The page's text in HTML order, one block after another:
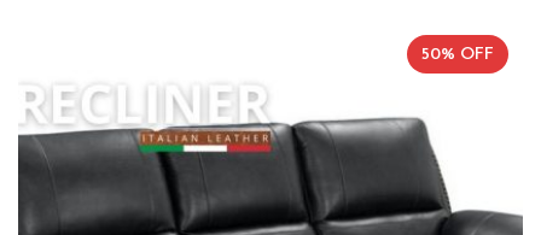
50% OFF